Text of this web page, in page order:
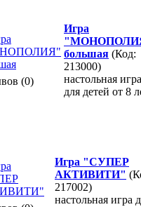
(0)
Игра
большая (Код:
213000)
настольная игра
для детей от 8
Игра "СУПЕР
АКТИВИТИ"
217002)
настольная игра